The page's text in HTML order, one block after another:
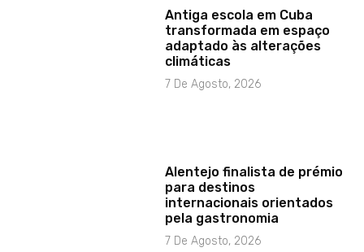
Antiga escola em Cuba
transformada em espaço
adaptado às alterações
climáticas
7 De Agosto, 2026
Alentejo finalista de prémio
para destinos
internacionais orientados
pela gastronomia
7 De Agosto, 2026